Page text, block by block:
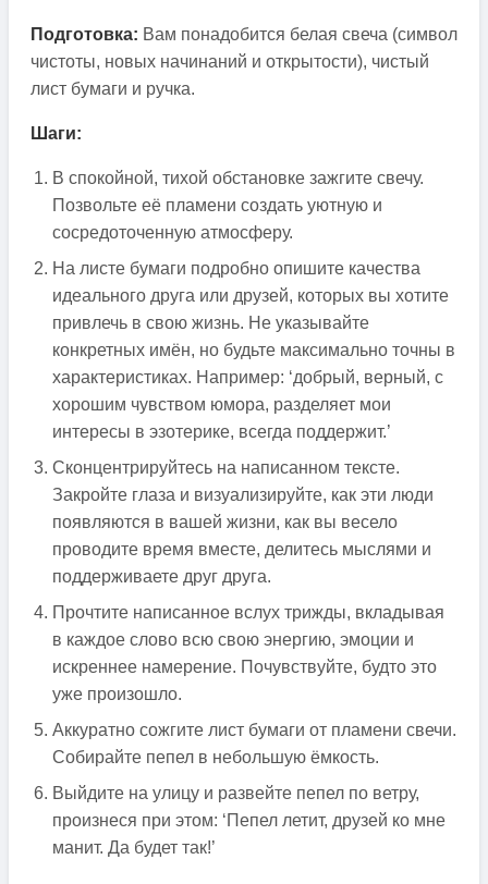
Подготовка: Вам понадобится белая свеча (символ
чистоты, новых начинаний и открытости), чистый
лист бумаги и ручка.
Шаги:
В спокойной, тихой обстановке зажгите свечу.
Позвольте её пламени создать уютную и
сосредоточенную атмосферу.
На листе бумаги подробно опишите качества
идеального друга или друзей, которых вы хотите
привлечь в свою жизнь. Не указывайте
конкретных имён, но будьте максимально точны в
характеристиках. Например: ‘добрый, верный, с
хорошим чувством юмора, разделяет мои
интересы в эзотерике, всегда поддержит.’
Сконцентрируйтесь на написанном тексте.
Закройте глаза и визуализируйте, как эти люди
появляются в вашей жизни, как вы весело
проводите время вместе, делитесь мыслями и
поддерживаете друг друга.
Прочтите написанное вслух трижды, вкладывая
в каждое слово всю свою энергию, эмоции и
искреннее намерение. Почувствуйте, будто это
уже произошло.
Аккуратно сожгите лист бумаги от пламени свечи.
Собирайте пепел в небольшую ёмкость.
Выйдите на улицу и развейте пепел по ветру,
произнеся при этом: ‘Пепел летит, друзей ко мне
манит. Да будет так!’